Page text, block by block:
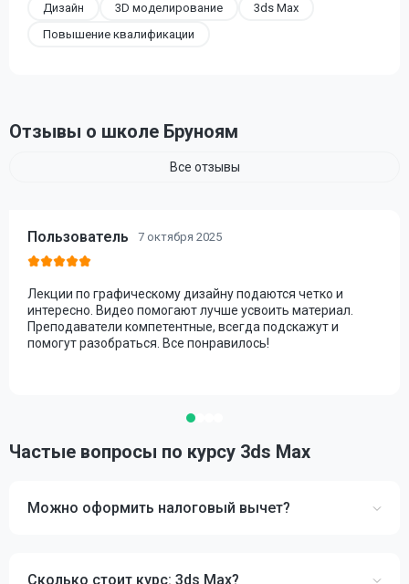
Дизайн 3D моделирование
3ds Max
Повышение квалификации
Отзывы о школе Бруноям
Все отзывы
Пользователь 7 октября 2025
Лекции по графическому дизайну подаются четко и
интересно. Видео помогают лучше усвоить материал.
Преподаватели компетентные, всегда подскажут и
помогут разобраться. Все понравилось!
Частые вопросы по курсу 3ds Max
Можно оформить налоговый вычет?
Сколько стоит курс: 3ds Max?